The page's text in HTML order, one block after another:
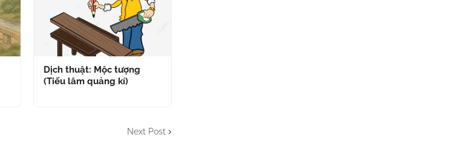
Dịch thuật: Mộc tượng
(Tiếu lâm quảng kí)
Next Post